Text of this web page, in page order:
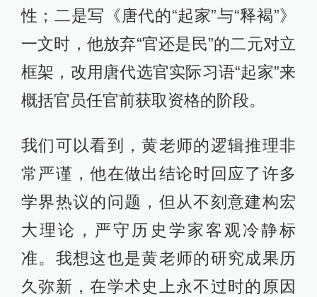
性；二是写《唐代的“起家”与“释褐”》
一文时，他放弃“官还是民”的二元对立
框架，改用唐代选官实际习语“起家”来
概括官员任官前获取资格的阶段。
我们可以看到，黄老师的逻辑推理非
常严谨，他在做出结论时回应了许多
学界热议的问题，但从不刻意建构宏
大理论，严守历史学家客观冷静标
准。我想这也是黄老师的研究成果历
久弥新，在学术史上永不过时的原因